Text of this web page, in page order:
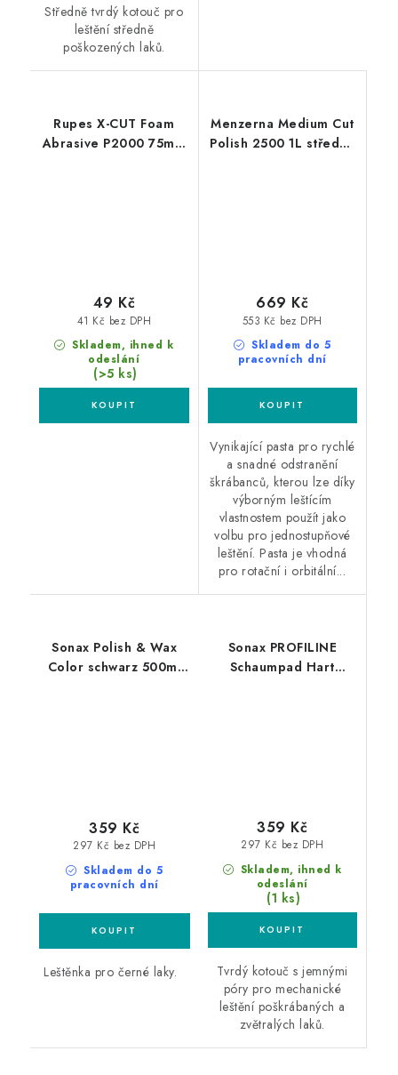
Středně tvrdý kotouč pro
leštění středně
poškozených laků.
Rupes X-CUT Foam
Abrasive P2000 75mm
Skladem, ihned k
odeslání
(>5 ks)
41 Kč bez DPH
49 Kč
Menzerna Medium Cut
Polish 2500 1L středně
Skladem do 5
pracovních dní
553 Kč bez DPH
669 Kč
Vynikající pasta pro rychlé
a snadné odstranění
škrábanců, kterou lze díky
výborným leštícím
vlastnostem použít jako
volbu pro jednostupňové
leštění. Pasta je vhodná
pro rotační i orbitální...
Sonax Polish & Wax
Color schwarz 500ml
Skladem do 5
pracovních dní
297 Kč bez DPH
359 Kč
Leštěnka pro černé laky.
Sonax PROFILINE
Schaumpad Hart
Skladem, ihned k
odeslání
(1 ks)
297 Kč bez DPH
359 Kč
Tvrdý kotouč s jemnými
póry pro mechanické
leštění poškrábaných a
zvětralých laků.